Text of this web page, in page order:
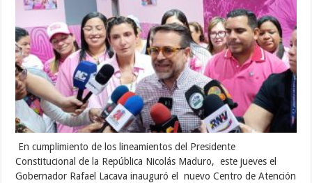
En cumplimiento de los lineamientos del Presidente
Constitucional de la República Nicolás Maduro, este jueves el
Gobernador Rafael Lacava inauguró el nuevo Centro de Atención